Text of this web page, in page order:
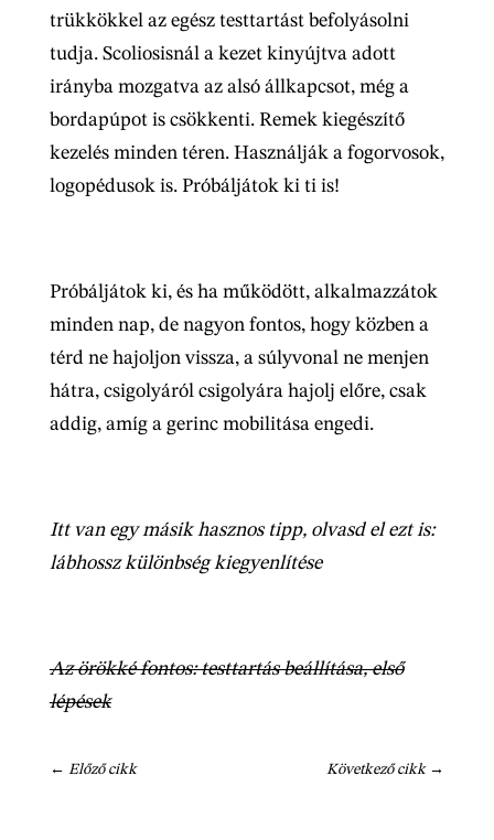
trükkökkel az egész testtartást befolyásolni
tudja. Scoliosisnál a kezet kinyújtva adott
irányba mozgatva az alsó állkapcsot, még a
bordapúpot is csökkenti. Remek kiegészítő
kezelés minden téren. Használják a fogorvosok,
logopédusok is. Próbáljátok ki ti is!
Próbáljátok ki, és ha működött, alkalmazzátok
minden nap, de nagyon fontos, hogy közben a
térd ne hajoljon vissza, a súlyvonal ne menjen
hátra, csigolyáról csigolyára hajolj előre, csak
addig, amíg a gerinc mobilitása engedi.
Itt van egy másik hasznos tipp, olvasd el ezt is:
lábhossz különbség kiegyenlítése
Az örökké fontos: testtartás beállítása, első
lépések
← Előző cikk Következő cikk→